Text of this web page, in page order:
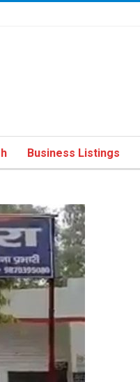
Business Listings